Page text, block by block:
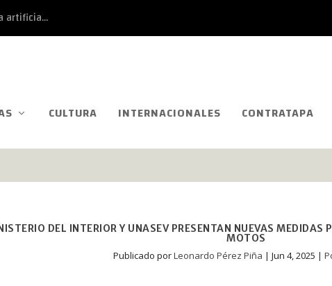
artificia...
CULTURA INTERNACIONALES CONTRATAPA
DEL INTERIOR Y UNASEV PRESENTAN NUEVAS MEDIDAS
MOTOS
Publicado porLeonardo Pérez Piña |Jun 4, 2025 |